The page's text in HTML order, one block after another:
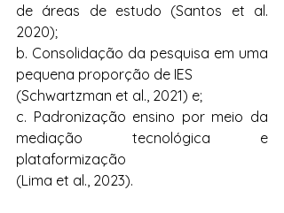
de áreas de estudo (Santos et al.
2020);
b. Consolidação da pesquisa em uma
pequena proporção de IES
(Schwartzman et al., 2021) e;
c. Padronização ensino por meio da
mediação tecnológica e
plataformização
(Lima et al., 2023).